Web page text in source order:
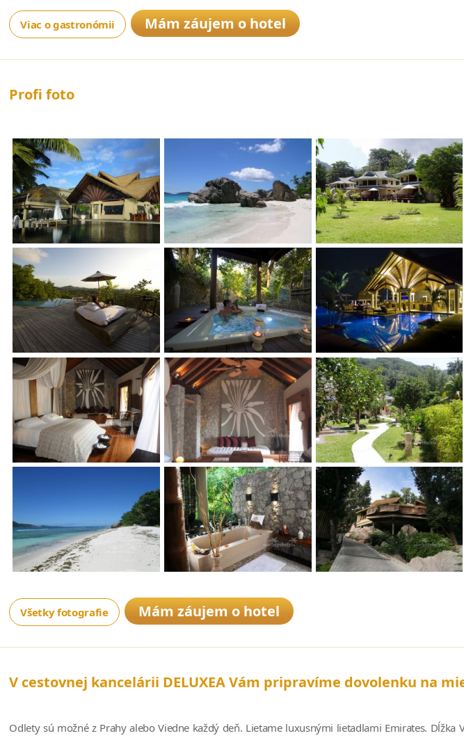
Viac o gastronómii Mám záujem o hotel
Profi foto
Všetky fotografie Mám záujem o hotel
V cestovnej kancelárii DELUXEA Vám pripravíme dovolenku na
Odlety sú možné z Prahy alebo Viedne každý deň. Lietame luxusnými lietadlami Emirates.